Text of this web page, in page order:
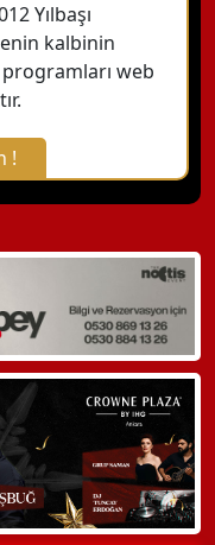
Yılbaşı
kalbinin
programları web
!